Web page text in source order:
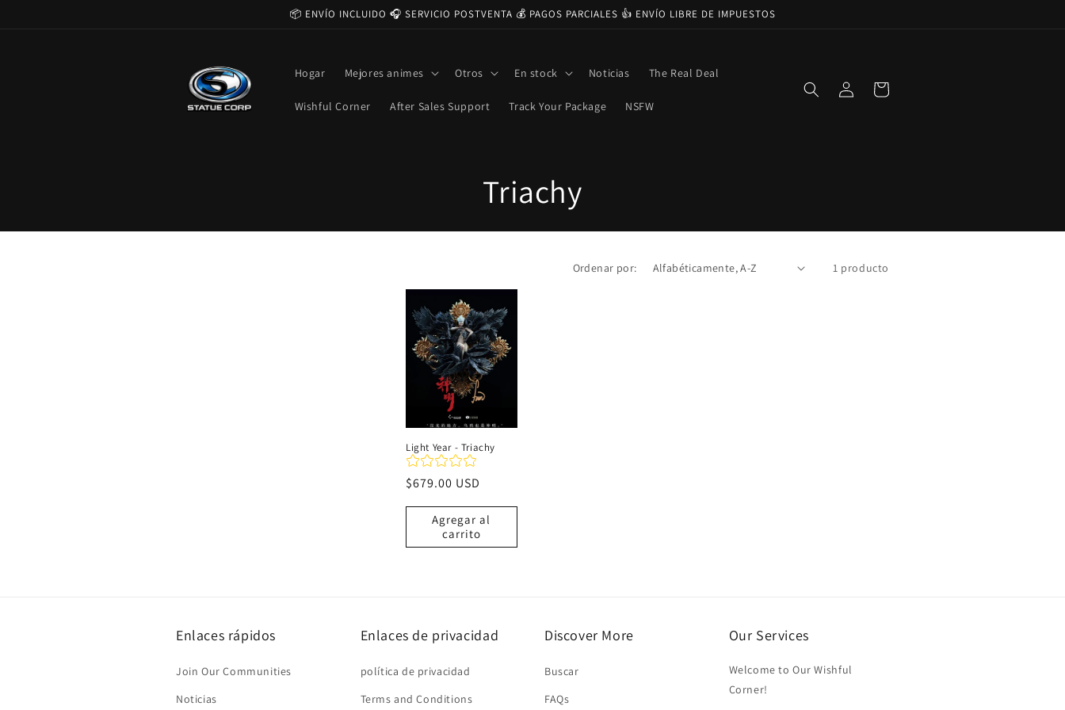
📦 ENVÍO INCLUIDO 🎧 SERVICIO POSTVENTA 💰 PAGOS PARCIALES 👍 ENVÍO LIBRE DE IMPUESTOS
Hogar Mejores animes Otros En stock Noticias The Real Deal
Wishful Corner After Sales Support Track Your Package NSFW
Iniciar
sesión
Carrito
C
o
e
c
c
i
n
:
Triachy
Ordenar por: 1 producto
Light Year - Triachy
Precio
$679.00 USD
Agregar al
carrito
Enlaces rápidos
Join Our Communities
Noticias
Enlaces de privacidad
política de privacidad
Terms and Conditions
Discover More
Buscar
FAQs
Our Services
Welcome to Our Wishful
Corner!